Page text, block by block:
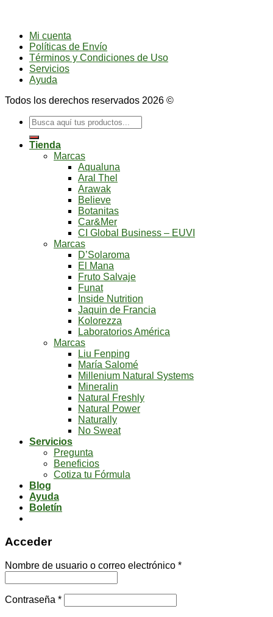
Mi cuenta
Políticas de Envío
Términos y Condiciones de Uso
Servicios
Ayuda
Todos los derechos reservados 2026 ©
Buscar
por:
Tienda
Marcas
Aqualuna
Aral Thel
Arawak
Believe
Botanitas
Car&Mer
CI Global Business – EUVI
Marcas
D’Solaroma
El Mana
Fruto Salvaje
Funat
Inside Nutrition
Jaquin de Francia
Kolorezza
Laboratorios América
Marcas
Liu Fenping
María Salomé
Millenium Natural Systems
Mineralin
Natural Freshly
Natural Power
Naturally
No Sweat
Servicios
Pregunta
Beneficios
Cotiza tu Fórmula
Blog
Ayuda
Boletín
Acceder
Nombre de usuario o correo electrónico *
Contraseña *